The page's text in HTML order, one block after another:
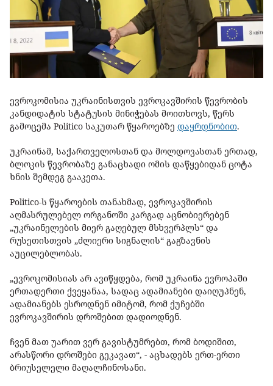
ევროკომისია უკრაინისთვის ევროკავშირის წევრობის
კანდიდატის სტატუსის მინიჭებას მოითხოვს, წერს
გამოცემა Politico საკუთარ წყაროებზე დაყრდნობით.
უკრაინამ, საქართველოსთან და მოლდოვასთან ერთად,
ბლოკის წევრობაზე განაცხადი ომის დაწყებიდან ცოტა
ხნის შემდეგ გააკეთა.
Politico-ს წყაროების თანახმად, ევროკავშირის
აღმასრულებელ ორგანოში კარგად აცნობიერებენ
„უკრაინელების მიერ გაღებულ მსხვერპლს“ და
რუსეთისთვის „ძლიერი სიგნალის“ გაგზავნის
აუცილებლობას.
„ევროკომისიას არ ავიწყდება, რომ უკრაინა ევროპაში
ერთადერთი ქვეყანაა, სადაც ადამიანები დაიღუპნენ,
ადამიანებს ესროდნენ იმიტომ, რომ ქუჩებში
ევროკავშირის დროშებით დადიოდნენ.
ჩვენ მათ უარით ვერ გავისტუმრებთ, რომ ბოდიშით,
არასწორი დროშები გეკავათ“, - აცხადებს ერთ-ერთი
ბრიუსელელი მაღალჩინოსანი.